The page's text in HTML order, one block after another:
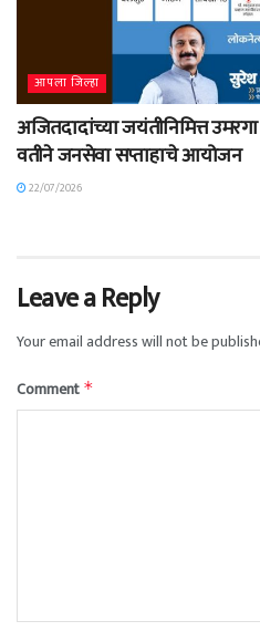
आपला जिल्हा
अजितदादांच्या जयंतीनिमित्त उमरगा
वतीने जनसेवा सप्ताहाचे आयोजन
22/07/2026
Leave a Reply
Your email address will not be
Comment *